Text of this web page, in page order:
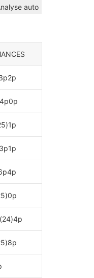
auto